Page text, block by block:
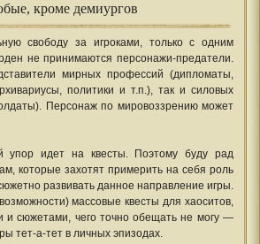
кроме демиургов
свободу за игроками, только с одним
не принимаются персонажи-предатели.
мирных профессий (дипломаты,
политики и т.п.), так и силовых
Персонаж по мировоззрению может
упор идет на квесты. Поэтому буду рад
которые захотят примерить на себя роль
развивать данное направление игры.
массовые квесты для хаоситов,
и сюжетами, чего точно обещать не могу —
тет-а-тет в личных эпизодах.